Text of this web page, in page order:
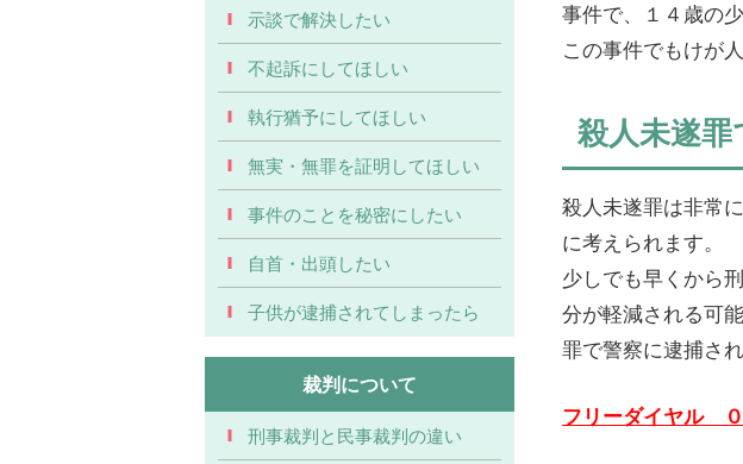
事件で、１４歳の
この事件でもけが
殺人未遂
殺人未遂罪は非常
に考えられます。
少しでも早くから
分が軽減される可
罪で警察に逮捕さ
フリーダイヤル ０
示談で解決したい
不起訴にしてほしい
執行猶予にしてほしい
無実・無罪を証明してほしい
事件のことを秘密にしたい
自首・出頭したい
子供が逮捕されてしまったら
裁判について
刑事裁判と民事裁判の違い